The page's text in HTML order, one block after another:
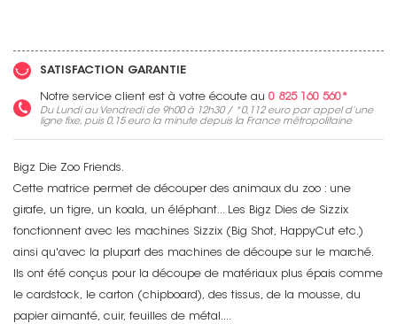
SATISFACTION GARANTIE
Notre service client est à votre écoute au 0 825 160 560*
Du Lundi au Vendredi de 9h00 à 12h30 / *0,112 europar appel d’une
ligne fixe, puis 0,15 eurola minute depuis la France métropolitaine
Bigz Die Zoo Friends.
Cette matrice permet de découper des animaux du zoo : une
girafe, un tigre, un koala, un éléphant... Les Bigz Dies de Sizzix
fonctionnent avec les machines Sizzix (Big Shot, HappyCut etc.)
ainsi qu'avec la plupart des machines de découpe sur le marché.
Ils ont été conçus pour la découpe de matériaux plus épais comme
le cardstock, le carton (chipboard), des tissus, de la mousse, du
papier aimanté, cuir, feuilles de métal....